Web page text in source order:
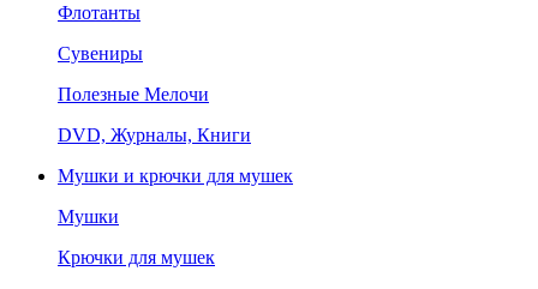
Флотанты
Сувениры
Полезные Мелочи
DVD, Журналы, Книги
Мушки и крючки для мушек
Мушки
Крючки для мушек